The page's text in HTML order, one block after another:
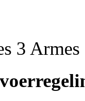
3 Armes